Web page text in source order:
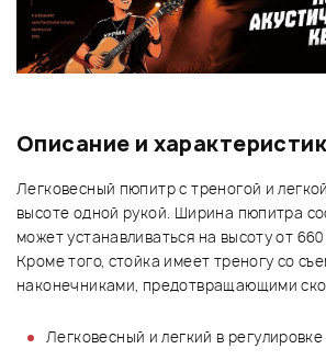
Описание и
Легковесный пюпитр с треногой и
высоте одной рукой. Ширина пюпитра
может устанавливаться на высоту от
Кроме того, стойка имеет треногу со
наконечниками, предотвращающими
Легковесный и легкий в